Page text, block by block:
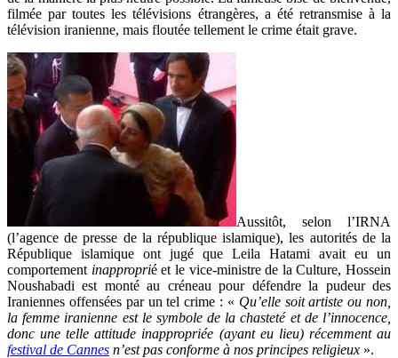
filmée par toutes les télévisions étrangères, a été retransmise à la
télévision iranienne, mais floutée tellement le crime était grave.
Aussitôt, selon l’IRNA
(l’agence de presse de la république islamique), les autorités de la
République islamique ont jugé que Leila Hatami avait eu un
comportement inapproprié et le vice-ministre de la Culture, Hossein
Noushabadi est monté au créneau pour défendre la pudeur des
Iraniennes offensées par un tel crime : « Qu’elle soit artiste ou non,
la femme iranienne est le symbole de la chasteté et de l’innocence,
donc une telle attitude inappropriée (ayant eu lieu) récemment au
festival de Cannes n’est pas conforme à nos principes religieux ».